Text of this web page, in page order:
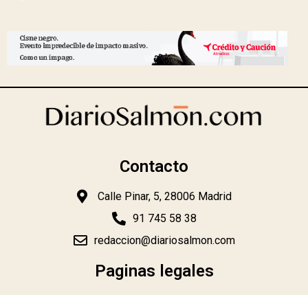
Contacto
Calle Pinar, 5, 28006 Madrid
91 745 58 38
redaccion@diariosalmon.com
Paginas legales